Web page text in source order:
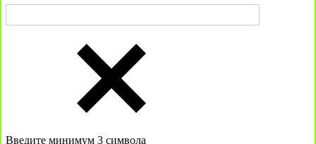
Введите минимум 3 символа